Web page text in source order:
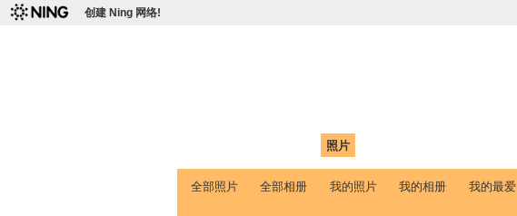
创建 Ning 网络!
照片
全部照片 全部相册 我的照片 我的相册 我的最爱